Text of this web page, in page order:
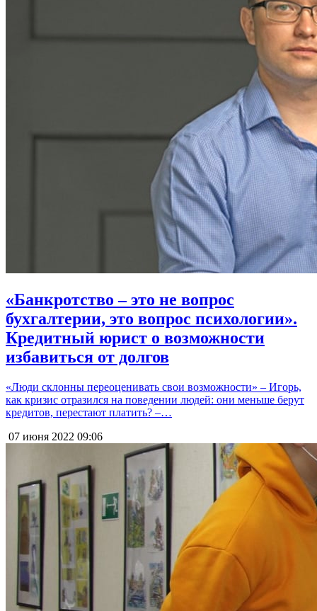
«Банкротство – это не вопрос
бухгалтерии, это вопрос психологии».
Кредитный юрист о возможности
избавиться от долгов
«Люди склонны переоценивать свои возможности» – Игорь,
как кризис отразился на поведении людей: они меньше берут
кредитов, перестают платить? –…
07 июня 2022 09:06